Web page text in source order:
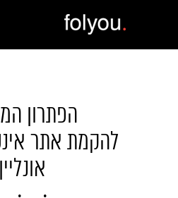
הפתרון
להקמת אתר
אונליין